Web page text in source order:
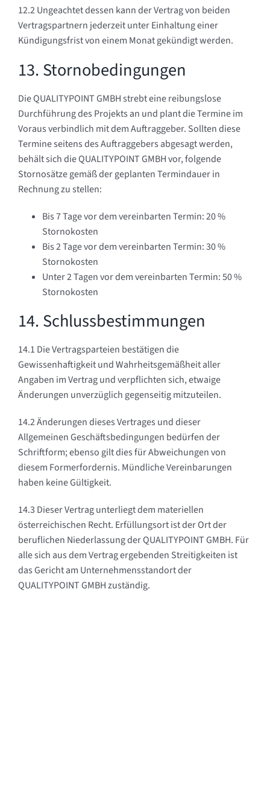
12.2 Ungeachtet dessen kann der Vertrag von beiden
Vertragspartnern jederzeit unter Einhaltung einer
Kündigungsfrist von einem Monat gekündigt werden.
13. Stornobedingungen
Die QUALITYPOINT GMBH strebt eine reibungslose
Durchführung des Projekts an und plant die Termine im
Voraus verbindlich mit dem Auftraggeber. Sollten diese
Termine seitens des Auftraggebers abgesagt werden,
behält sich die QUALITYPOINT GMBH vor, folgende
Stornosätze gemäß der geplanten Termindauer in
Rechnung zu stellen:
Bis 7 Tage vor dem vereinbarten Termin: 20 %
Stornokosten
Bis 2 Tage vor dem vereinbarten Termin: 30 %
Stornokosten
Unter 2 Tagen vor dem vereinbarten Termin: 50 %
Stornokosten
14. Schlussbestimmungen
14.1 Die Vertragsparteien bestätigen die
Gewissenhaftigkeit und Wahrheitsgemäßheit aller
Angaben im Vertrag und verpflichten sich, etwaige
Änderungen unverzüglich gegenseitig mitzuteilen.
14.2 Änderungen dieses Vertrages und dieser
Allgemeinen Geschäftsbedingungen bedürfen der
Schriftform; ebenso gilt dies für Abweichungen von
diesem Formerfordernis. Mündliche Vereinbarungen
haben keine Gültigkeit.
14.3 Dieser Vertrag unterliegt dem materiellen
österreichischen Recht. Erfüllungsort ist der Ort der
beruflichen Niederlassung der QUALITYPOINT GMBH. Für
alle sich aus dem Vertrag ergebenden Streitigkeiten ist
das Gericht am Unternehmensstandort der
QUALITYPOINT GMBH zuständig.